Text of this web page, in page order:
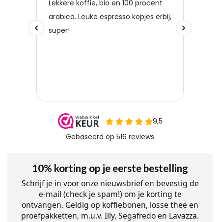
10% korting op je eerste bestelling
Schrijf je in voor onze nieuwsbrief en bevestig de
e-mail (check je spam!) om je korting te
ontvangen. Geldig op koffiebonen, losse thee en
proefpakketten, m.u.v. Illy, Segafredo en Lavazza.